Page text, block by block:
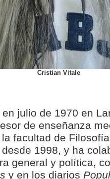
Cristian Vitale
en julio de 1970 en
de enseñanza
facultad de
desde 1998, y ha
general y política,
y en los diarios